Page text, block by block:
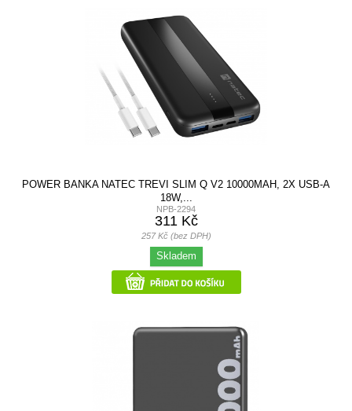
POWER BANKA NATEC TREVI SLIM Q V2 10000MAH, 2X USB-A
18W,...
NPB-2294
311 Kč
257 Kč (bez DPH)
Skladem